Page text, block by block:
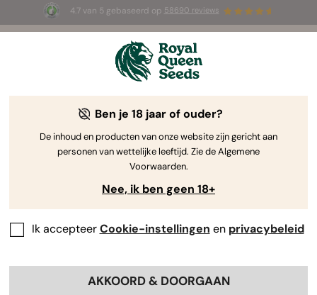
4.7 van 5 gebaseerd op 58690 reviews
☀️ Summer Sales: tot wel 50% korting
op geselecteerde producten! ⏤
The RQS Blog
Cannabis Lifestyle Blogs
Ben je 18 jaar of ouder?
De inhoud en producten van onze website zijn gericht aan
personen van wettelijke leeftijd. Zie de Algemene
Voorwaarden.
Nee, ik ben geen 18+
Ik accepteerCookie-instellingen en privacybeleid
AKKOORD & DOORGAAN